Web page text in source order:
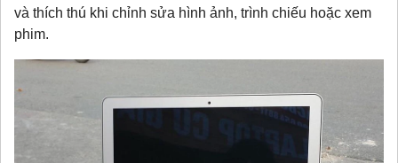
và thích thú khi chỉnh sửa hình ảnh, trình chiếu hoặc xem
phim.